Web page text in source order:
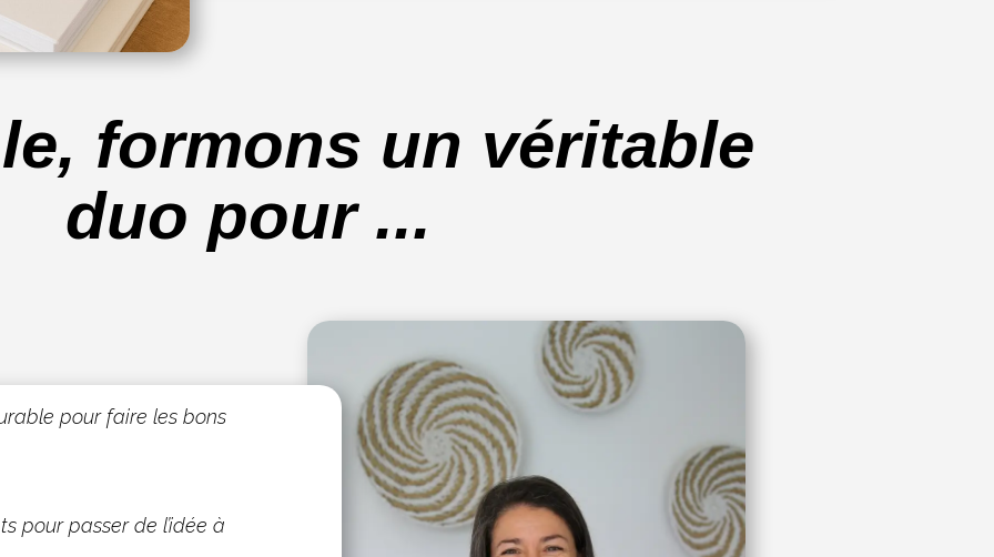
formons un véritable
duo pour ...
pour faire les bons
pour passer de l’idée à